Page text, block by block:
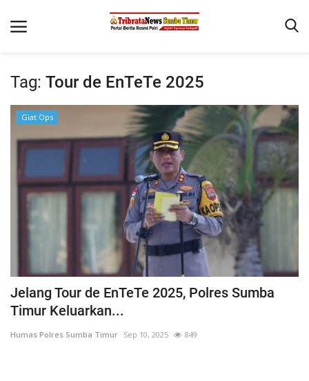
Terms & Conditions
Reskrim
Binkam
Giat Ops
Polisi Kita
Mitra Polisi
Lantas
Jurnal Kamtibmas
Tag: Tour de EnTeTe 2025
Giat Ops
Jelang Tour de EnTeTe 2025, Polres Sumba
Timur Keluarkan...
Humas Polres Sumba Timur Sep 10, 2025 849